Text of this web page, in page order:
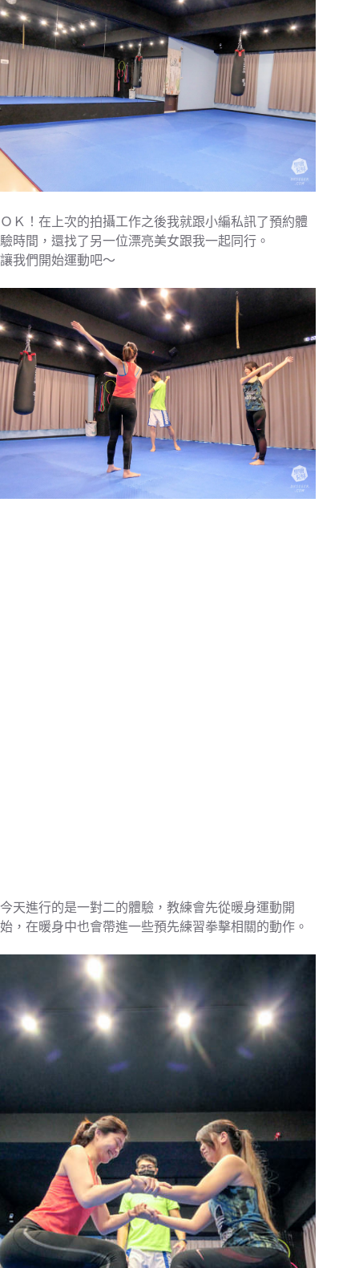
ＯＫ！在上次的拍攝工作之後我就跟小編私訊了預約體
驗時間，還找了另一位漂亮美女跟我一起同行。
讓我們開始運動吧～
今天進行的是一對二的體驗，教練會先從暖身運動開
始，在暖身中也會帶進一些預先練習拳擊相關的動作。